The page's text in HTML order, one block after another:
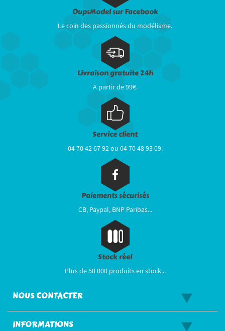
OupsModel sur Facebook
Le coin des passionnés du modélisme.
Livraison gratuite 24h
A partir de 99€.
Service client
04 70 42 67 92 ou 04 70 48 93 09.
Paiements sécurisés
CB, Paypal, BNP Paribas...
Stock réel
Plus de 50 000 produits en stock...
NOUS CONTACTER
INFORMATIONS